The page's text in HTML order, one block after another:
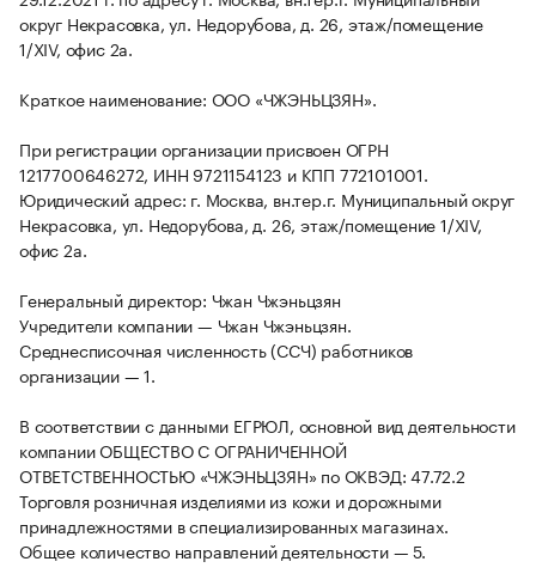
округ Некрасовка, ул. Недорубова, д. 26, этаж/помещение
1/XIV, офис 2а.
Краткое наименование: ООО «ЧЖЭНЬЦЗЯН».
При регистрации организации присвоен ОГРН
1217700646272, ИНН 9721154123 и КПП 772101001.
Юридический адрес: г. Москва, вн.тер.г. Муниципальный округ
Некрасовка, ул. Недорубова, д. 26, этаж/помещение 1/XIV,
офис 2а.
Генеральный директор: Чжан Чжэньцзян
Учредители компании — Чжан Чжэньцзян.
Среднесписочная численность (ССЧ) работников
организации — 1.
В соответствии с данными ЕГРЮЛ, основной вид деятельности
компании ОБЩЕСТВО С ОГРАНИЧЕННОЙ
ОТВЕТСТВЕННОСТЬЮ «ЧЖЭНЬЦЗЯН» по ОКВЭД: 47.72.2
Торговля розничная изделиями из кожи и дорожными
принадлежностями в специализированных магазинах.
Общее количество направлений деятельности — 5.